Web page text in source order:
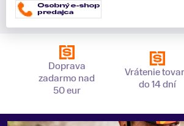
Doprava
zadarmo nad
50 eur
Vrátenie
do 14 dní